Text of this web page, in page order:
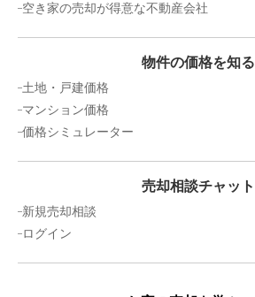
空き家の売却が得意な不動産会社
物件の価格を知る
土地・戸建価格
マンション価格
価格シミュレーター
売却相談チャット
新規売却相談
ログイン